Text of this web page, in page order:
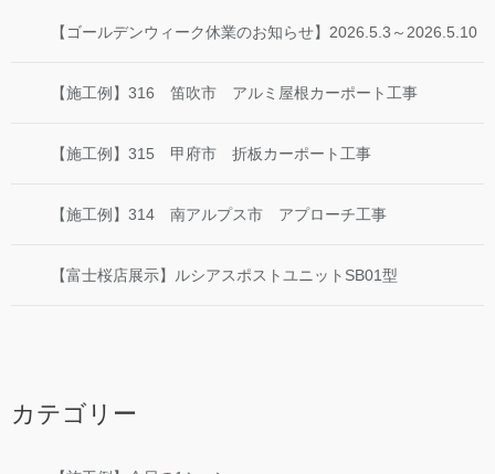
【ゴールデンウィーク休業のお知らせ】2026.5.3～2026.5.10
【施工例】316 笛吹市 アルミ屋根カーポート工事
【施工例】315 甲府市 折板カーポート工事
【施工例】314 南アルプス市 アプローチ工事
【富士桜店展示】ルシアスポストユニットSB01型
カテゴリー